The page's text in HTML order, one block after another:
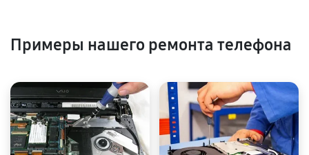
Примеры нашего ремонта телефона